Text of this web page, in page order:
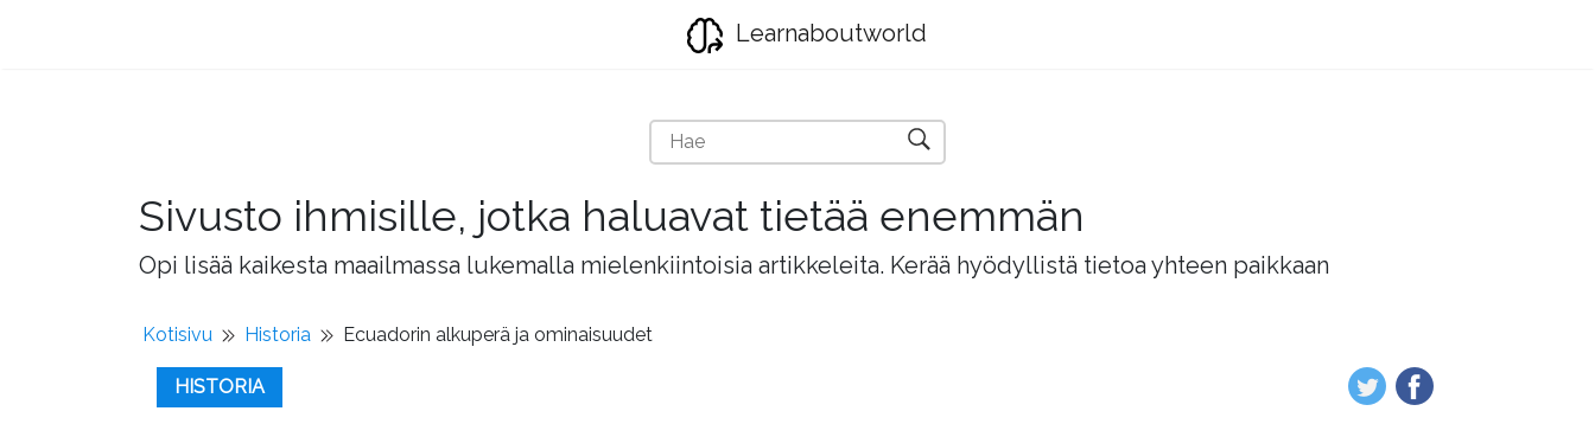
Learnaboutworld
Sivusto ihmisille, jotka haluavat tietää enemmän
Opi lisää kaikesta maailmassa lukemalla mielenkiintoisia artikkeleita. Kerää hyödyllistä tietoa yhteen paikkaan
Kotisivu Historia Ecuadorin alkuperä ja ominaisuudet
HISTORIA